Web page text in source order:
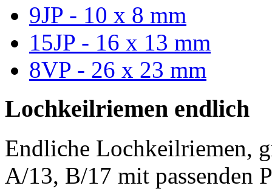
9JP - 10 x 8 mm
15JP - 16 x 13 mm
8VP - 26 x 23 mm
Lochkeilriemen endlich
Endliche Lochkeilriemen,
A/13, B/17 mit passenden